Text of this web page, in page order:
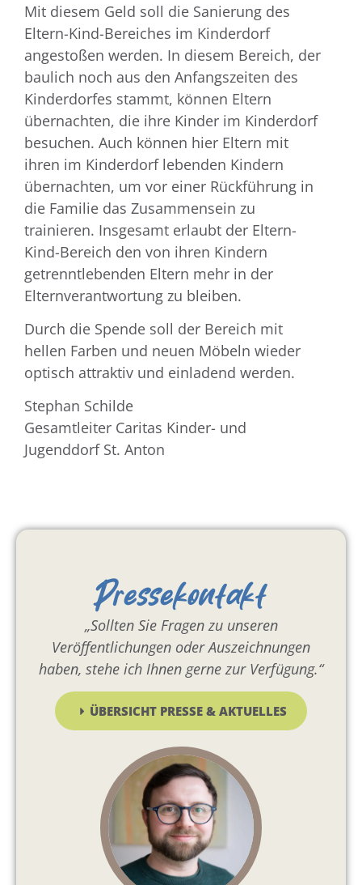
Mit diesem Geld soll die Sanierung des
Eltern-Kind-Bereiches im Kinderdorf
angestoßen werden. In diesem Bereich, der
baulich noch aus den Anfangszeiten des
Kinderdorfes stammt, können Eltern
übernachten, die ihre Kinder im Kinderdorf
besuchen. Auch können hier Eltern mit
ihren im Kinderdorf lebenden Kindern
übernachten, um vor einer Rückführung in
die Familie das Zusammensein zu
trainieren. Insgesamt erlaubt der Eltern-
Kind-Bereich den von ihren Kindern
getrenntlebenden Eltern mehr in der
Elternverantwortung zu bleiben.
Durch die Spende soll der Bereich mit
hellen Farben und neuen Möbeln wieder
optisch attraktiv und einladend werden.
Stephan Schilde
Gesamtleiter Caritas Kinder- und
Jugenddorf St. Anton
Pressekontakt
„Sollten Sie Fragen zu unseren
Veröffentlichungen oder Auszeichnungen
haben, stehe ich Ihnen gerne zur Verfügung.“
ÜBERSICHT PRESSE & AKTUELLES